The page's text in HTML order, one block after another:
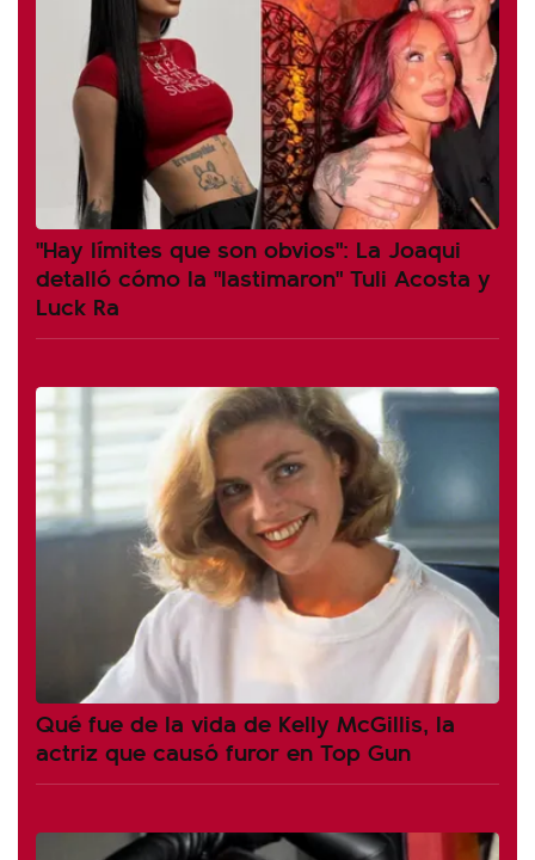
"Hay límites que son obvios": La Joaqui
detalló cómo la "lastimaron" Tuli Acosta y
Luck Ra
Qué fue de la vida de Kelly McGillis, la
actriz que causó furor en Top Gun